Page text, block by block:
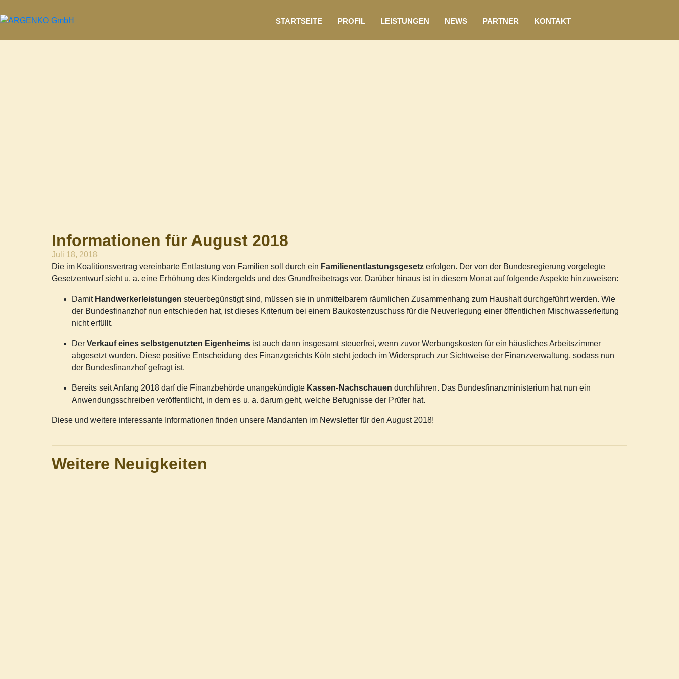
STARTSEITE PROFIL LEISTUNGEN NEWS PARTNER KONTAKT
Informationen für August 2018
Juli 18, 2018
Die im Koalitionsvertrag vereinbarte Entlastung von Familien soll durch ein Familienentlastungsgesetz erfolgen. Der von der Bundesregierung vorgelegte
Gesetzentwurf sieht u. a. eine Erhöhung des Kindergelds und des Grundfreibetrags vor. Darüber hinaus ist in diesem Monat auf folgende Aspekte hinzuweisen:
Damit Handwerkerleistungen steuerbegünstigt sind, müssen sie in unmittelbarem räumlichen Zusammenhang zum Haushalt durchgeführt werden. Wie
der Bundesfinanzhof nun entschieden hat, ist dieses Kriterium bei einem Baukostenzuschuss für die Neuverlegung einer öffentlichen Mischwasserleitung
nicht erfüllt.
Der Verkauf eines selbstgenutzten Eigenheims ist auch dann insgesamt steuerfrei, wenn zuvor Werbungskosten für ein häusliches Arbeitszimmer
abgesetzt wurden. Diese positive Entscheidung des Finanzgerichts Köln steht jedoch im Widerspruch zur Sichtweise der Finanzverwaltung, sodass nun
der Bundesfinanzhof gefragt ist.
Bereits seit Anfang 2018 darf die Finanzbehörde unangekündigte Kassen-Nachschauen durchführen. Das Bundesfinanzministerium hat nun ein
Anwendungsschreiben veröffentlicht, in dem es u. a. darum geht, welche Befugnisse der Prüfer hat.
Diese und weitere interessante Informationen finden unsere Mandanten im Newsletter für den August 2018!
Weitere Neuigkeiten